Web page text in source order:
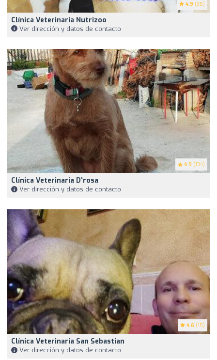
4.9 (35)
Clínica Veterinaria Nutrizoo
Ver dirección y datos de contacto
4.9 (134)
Clínica Veterinaria D'rosa
Ver dirección y datos de contacto
4.6 (15)
Clínica Veterinaria San Sebastian
Ver dirección y datos de contacto